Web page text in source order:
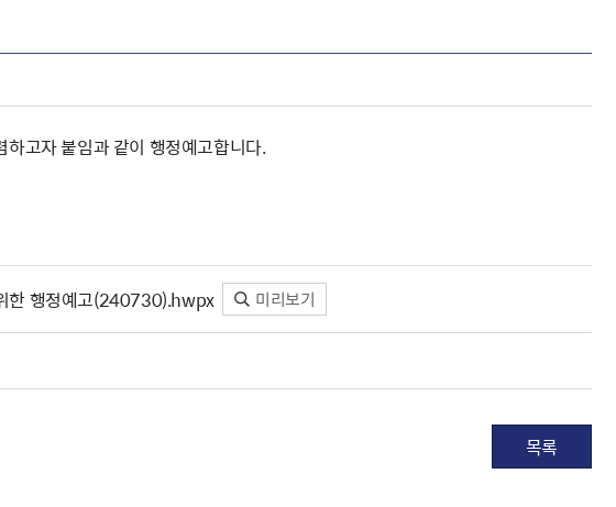
고자 붙임과 같이 행정예고합니다.
한 행정예고(240730).hwpx 미리보기
목록